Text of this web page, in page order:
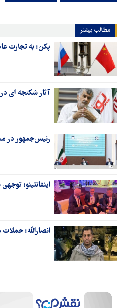
مطالب بیشتر
پکن: به تجارت
آثار شکنجه ای
رئیس‌جمهور در
اینفانتینو:
انصارالله: